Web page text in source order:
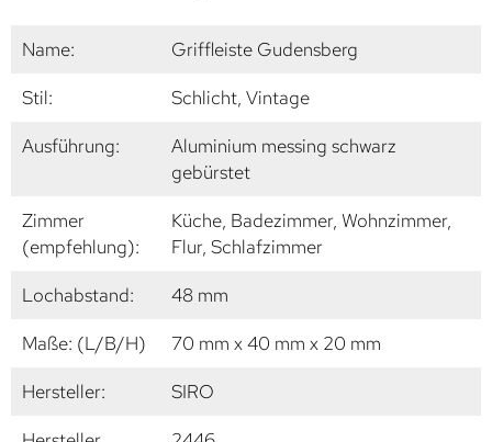
Name:
Griffleiste Gudensberg
Stil:
Schlicht, Vintage
Ausführung:
Aluminium messing schwarz
gebürstet
Zimmer
(empfehlung):
Küche, Badezimmer, Wohnzimmer,
Flur, Schlafzimmer
Lochabstand:
48 mm
Maße: (L/B/H)
70 mm x 40 mm x 20 mm
Hersteller:
SIRO